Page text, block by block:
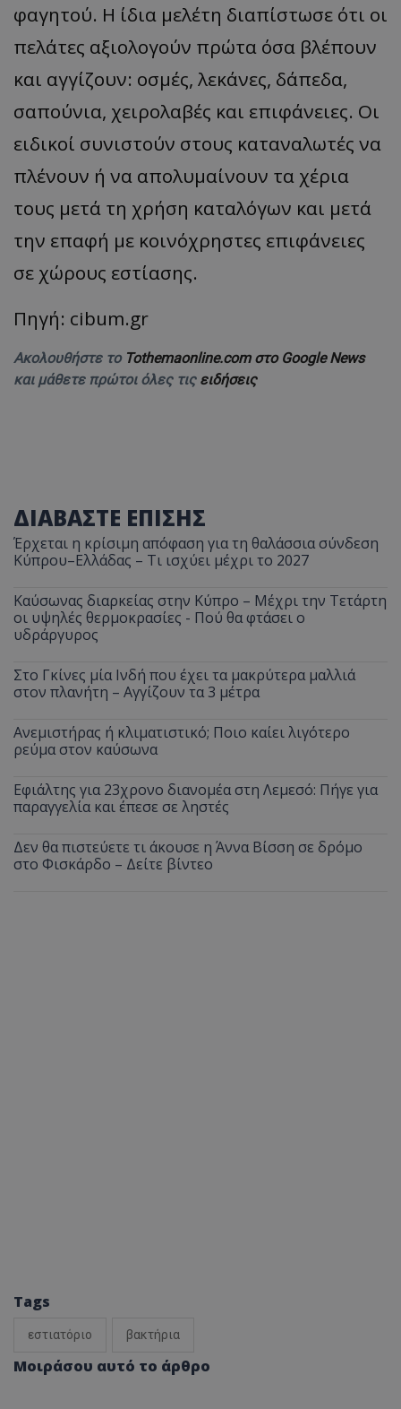
φαγητού. Η ίδια μελέτη διαπίστωσε ότι οι
πελάτες αξιολογούν πρώτα όσα βλέπουν
και αγγίζουν: οσμές, λεκάνες, δάπεδα,
σαπούνια, χειρολαβές και επιφάνειες. Οι
ειδικοί συνιστούν στους καταναλωτές να
πλένουν ή να απολυμαίνουν τα χέρια
τους μετά τη χρήση καταλόγων και μετά
την επαφή με κοινόχρηστες επιφάνειες
σε χώρους εστίασης.
Πηγή: cibum.gr
Ακολουθήστε το Tothemaonline.com στο Google News
και μάθετε πρώτοι όλες τις ειδήσεις
ΔΙΑΒΑΣΤΕ ΕΠΙΣΗΣ
Έρχεται η κρίσιμη απόφαση για τη θαλάσσια σύνδεση
Κύπρου–Ελλάδας – Τι ισχύει μέχρι το 2027
Καύσωνας διαρκείας στην Κύπρο – Μέχρι την Τετάρτη
οι υψηλές θερμοκρασίες - Πού θα φτάσει ο
υδράργυρος
Στο Γκίνες μία Ινδή που έχει τα μακρύτερα μαλλιά
στον πλανήτη – Αγγίζουν τα 3 μέτρα
Ανεμιστήρας ή κλιματιστικό; Ποιο καίει λιγότερο
ρεύμα στον καύσωνα
Εφιάλτης για 23χρονο διανομέα στη Λεμεσό: Πήγε για
παραγγελία και έπεσε σε ληστές
Δεν θα πιστεύετε τι άκουσε η Άννα Βίσση σε δρόμο
στο Φισκάρδο – Δείτε βίντεο
Tags
εστιατόριο βακτήρια
Μοιράσου αυτό το άρθρο